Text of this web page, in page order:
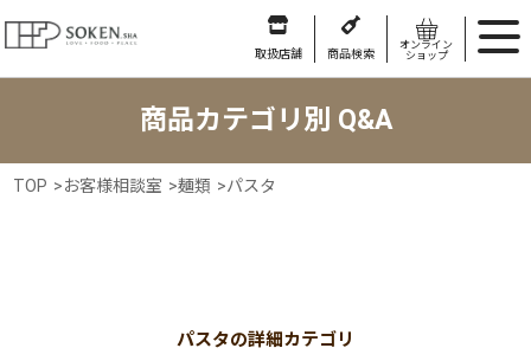
取扱店舗 商品検索
オンライン
ショップ
商品カテゴリ別 Q&A
TOP >お客様相談室 >麺類 >パスタ
パスタの詳細カテゴリ